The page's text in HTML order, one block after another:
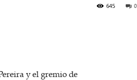
0
645
y el gremio de